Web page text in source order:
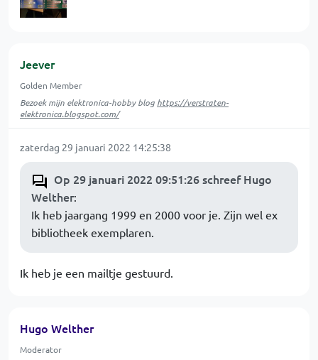
Jeever
Golden Member
Bezoek mijn elektronica-hobby blog https://verstraten-
elektronica.blogspot.com/
zaterdag 29 januari 2022 14:25:38
Op 29 januari 2022 09:51:26 schreef Hugo
Welther:
Ik heb jaargang 1999 en 2000 voor je. Zijn wel ex
bibliotheek exemplaren.
Ik heb je een mailtje gestuurd.
Hugo Welther
Moderator